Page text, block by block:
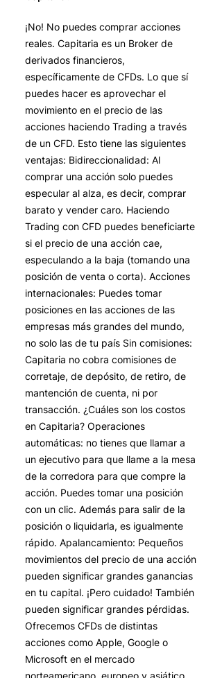
¡No! No puedes comprar acciones
reales. Capitaria es un Broker de
derivados financieros,
específicamente de CFDs. Lo que sí
puedes hacer es aprovechar el
movimiento en el precio de las
acciones haciendo Trading a través
de un CFD. Esto tiene las siguientes
ventajas: Bidireccionalidad: Al
comprar una acción solo puedes
especular al alza, es decir, comprar
barato y vender caro. Haciendo
Trading con CFD puedes beneficiarte
si el precio de una acción cae,
especulando a la baja (tomando una
posición de venta o corta). Acciones
internacionales: Puedes tomar
posiciones en las acciones de las
empresas más grandes del mundo,
no solo las de tu país Sin comisiones:
Capitaria no cobra comisiones de
corretaje, de depósito, de retiro, de
mantención de cuenta, ni por
transacción. ¿Cuáles son los costos
en Capitaria? Operaciones
automáticas: no tienes que llamar a
un ejecutivo para que llame a la mesa
de la corredora para que compre la
acción. Puedes tomar una posición
con un clic. Además para salir de la
posición o liquidarla, es igualmente
rápido. Apalancamiento: Pequeños
movimientos del precio de una acción
pueden significar grandes ganancias
en tu capital. ¡Pero cuidado! También
pueden significar grandes pérdidas.
Ofrecemos CFDs de distintas
acciones como Apple, Google o
Microsoft en el mercado
norteamericano, europeo y asiático.